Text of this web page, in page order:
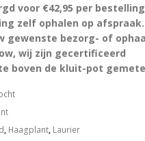
voor €42,95 per
zelf ophalen op afspraak.
gewenste bezorg- of
wij zijn gecertificeerd
boven de kluit-pot
, Haagplant, Laurier